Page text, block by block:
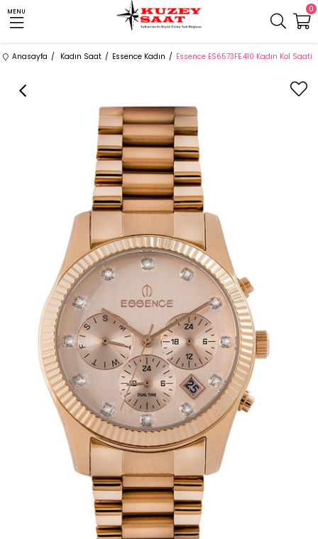
MENU 0
Anasayfa Kadın Saat Essence Kadın Essence ES6573FE.410 Kadın Kol Saati